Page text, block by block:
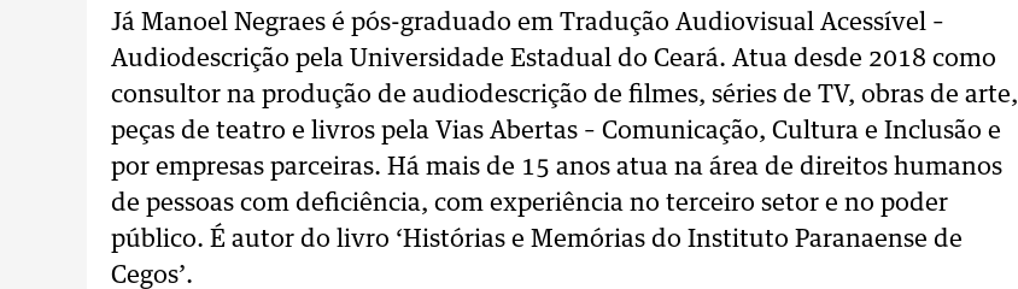
Já Manoel Negraes é pós-graduado em Tradução Audiovisual Acessível –
Audiodescrição pela Universidade Estadual do Ceará. Atua desde 2018 como
consultor na produção de audiodescrição de filmes, séries de TV, obras de arte,
peças de teatro e livros pela Vias Abertas – Comunicação, Cultura e Inclusão e
por empresas parceiras. Há mais de 15 anos atua na área de direitos humanos
de pessoas com deficiência, com experiência no terceiro setor e no poder
público. É autor do livro ‘Histórias e Memórias do Instituto Paranaense de
Cegos’.